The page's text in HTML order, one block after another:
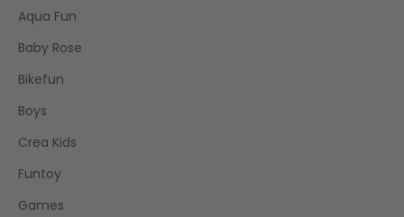
Aqua Fun
Baby Rose
Bikefun
Boys
Crea Kids
Funtoy
Games